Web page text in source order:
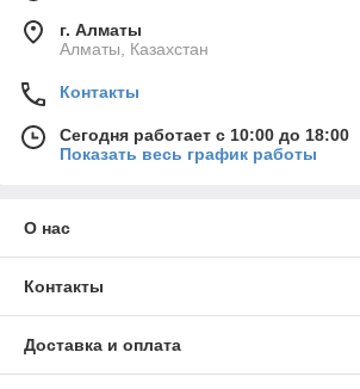
г. Алматы
Алматы, Казахстан
Контакты
Сегодня работает с 10:00 до 18:00
Показать весь график работы
О нас
Контакты
Доставка и оплата